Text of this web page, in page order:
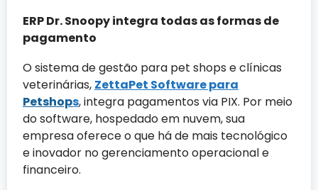
ERP Dr. Snoopy integra todas as formas de
pagamento
O sistema de gestão para pet shops e clínicas
veterinárias, ZettaPet Software para
Petshops, integra pagamentos via PIX. Por meio
do software, hospedado em nuvem, sua
empresa oferece o que há de mais tecnológico
e inovador no gerenciamento operacional e
financeiro.